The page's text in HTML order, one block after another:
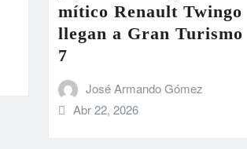
mítico Renault Twingo
llegan a Gran Turismo
7
José Armando Gómez
Abr 22, 2026